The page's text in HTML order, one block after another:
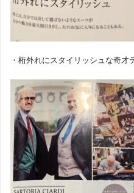
・桁外れにスタイリッシュな奇才